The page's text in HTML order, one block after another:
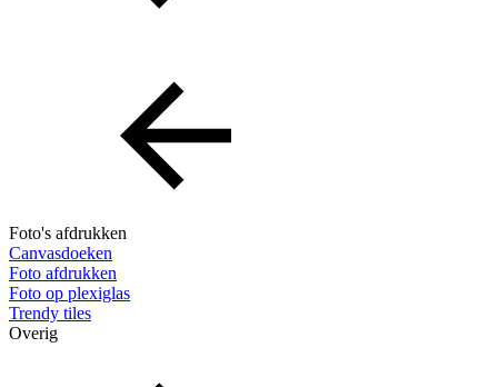
Foto's afdrukken
Canvasdoeken
Foto afdrukken
Foto op plexiglas
Trendy tiles
Overig